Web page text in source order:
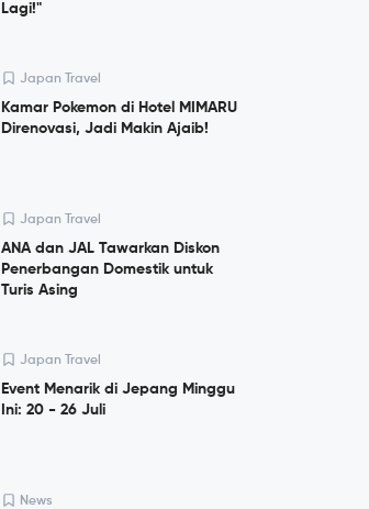
Lagi!"
Japan Travel
Kamar Pokemon di Hotel MIMARU
Direnovasi, Jadi Makin Ajaib!
Japan Travel
ANA dan JAL Tawarkan Diskon
Penerbangan Domestik untuk
Turis Asing
Japan Travel
Event Menarik di Jepang Minggu
Ini: 20 - 26 Juli
News